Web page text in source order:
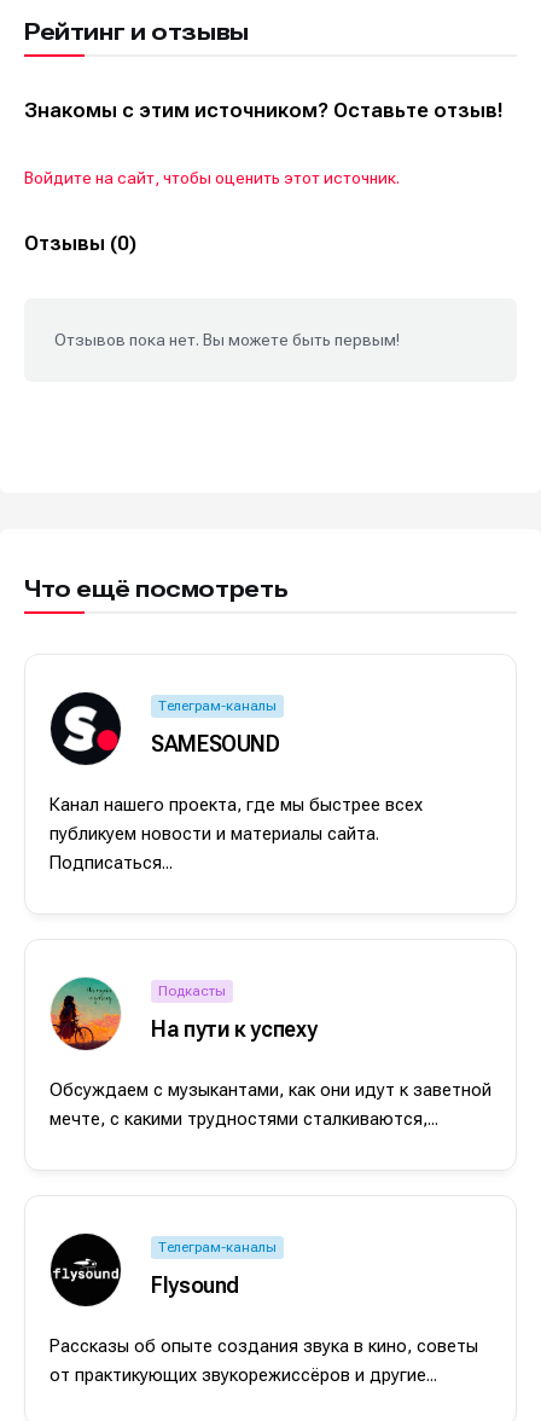
Рейтинг и отзывы
Знакомы с этим источником? Оставьте отзыв!
Войдите на сайт, чтобы оценить этот источник.
Отзывы (0)
Отзывов пока нет. Вы можете быть первым!
Что ещё посмотреть
Телеграм-каналы
SAMESOUND
Канал нашего проекта, где мы быстрее всех
публикуем новости и материалы сайта.
Подписаться...
Подкасты
На пути к успеху
Обсуждаем с музыкантами, как они идут к заветной
мечте, с какими трудностями сталкиваются,...
Телеграм-каналы
Flysound
Рассказы об опыте создания звука в кино, советы
от практикующих звукорежиссёров и другие...